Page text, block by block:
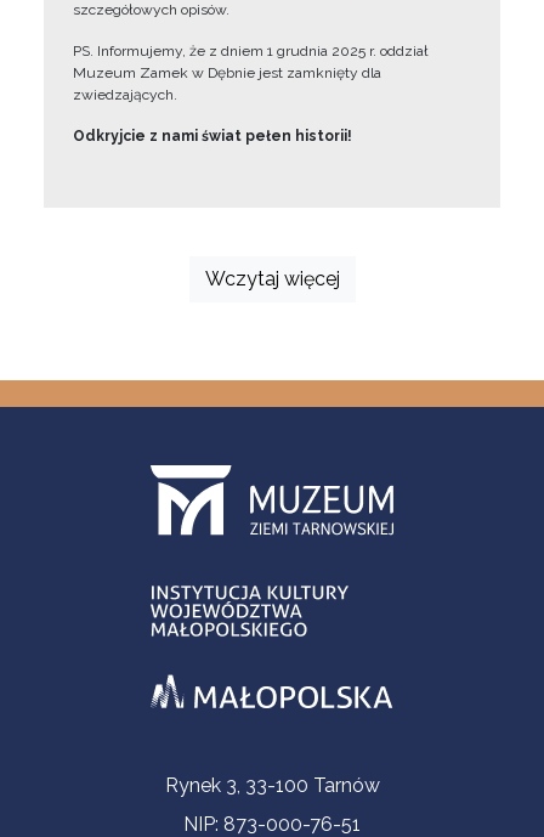
szczegółowych opisów.
PS. Informujemy, że z dniem 1 grudnia 2025 r. oddział
Muzeum Zamek w Dębnie jest zamknięty dla
zwiedzających.
Odkryjcie z nami świat pełen historii!
Wczytaj więcej
Informacje kontaktoweRynek 3, 33-100 Tarnów
NIP: 873-000-76-51